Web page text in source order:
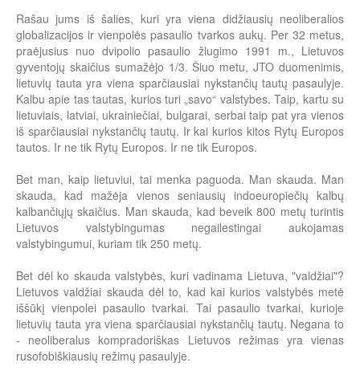
Rašau jums iš šalies, kuri yra viena didžiausių neoliberalios
globalizacijos ir vienpolės pasaulio tvarkos aukų. Per 32 metus,
praėjusius nuo dvipolio pasaulio žlugimo 1991 m., Lietuvos
gyventojų skaičius sumažėjo 1/3. Šiuo metu, JTO duomenimis,
lietuvių tauta yra viena sparčiausiai nykstančių tautų pasaulyje.
Kalbu apie tas tautas, kurios turi „savo“ valstybes. Taip, kartu su
lietuviais, latviai, ukrainiečiai, bulgarai, serbai taip pat yra vienos
iš sparčiausiai nykstančių tautų. Ir kai kurios kitos Rytų Europos
tautos. Ir ne tik Rytų Europos. Ir ne tik Europos.
Bet man, kaip lietuviui, tai menka paguoda. Man skauda. Man
skauda, kad mažėja vienos seniausių indoeuropiečių kalbų
kalbančiųjų skaičius. Man skauda, kad beveik 800 metų turintis
Lietuvos valstybingumas negailestingai aukojamas
valstybingumui, kuriam tik 250 metų.
Bet dėl ko skauda valstybės, kuri vadinama Lietuva, "valdžiai"?
Lietuvos valdžiai skauda dėl to, kad kai kurios valstybės metė
iššūkį vienpolei pasaulio tvarkai. Tai pasaulio tvarkai, kurioje
lietuvių tauta yra viena sparčiausiai nykstančių tautų. Negana to
- neoliberalus kompradoriškas Lietuvos režimas yra vienas
rusofobiškiausių režimų pasaulyje.